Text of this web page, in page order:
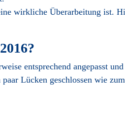
wirkliche Überarbeitung ist.
entsprechend angepasst
Lücken geschlossen wie